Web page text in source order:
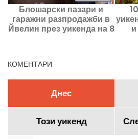
Блошарски пазари и
гаражни разпродажби в
Йвелин през уикенда на 8
КОМЕНТАРИ
Днес
Този уикенд